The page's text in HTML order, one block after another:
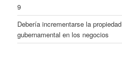
9
Debería incrementarse la propiedad
gubernamental en los negocios